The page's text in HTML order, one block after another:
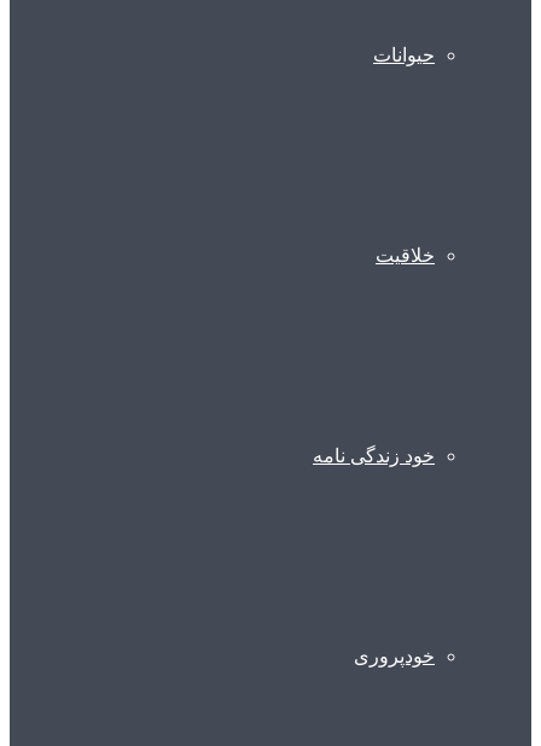
حیوانات
خلاقیت
خود زندگی نامه
خودپروری